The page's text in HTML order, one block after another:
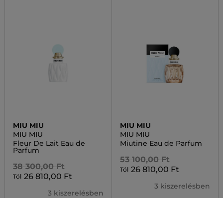
MIU MIU
MIU MIU
Fleur De Lait Eau de
Parfum
38 300,00 Ft
Tól 26 810,00 Ft
3 kiszerelésben
MIU MIU
MIU MIU
Miutine Eau de Parfum
53 100,00 Ft
Tól 26 810,00 Ft
3 kiszerelésben